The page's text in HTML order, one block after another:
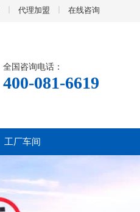
代理加盟 在线咨询
全国咨询电话：
400-081-6619
工厂车间